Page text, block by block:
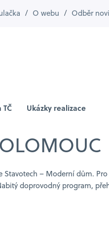
/ O webu / Odběr
Ukázky realizace
– Moderní dům. Pro
doprovodný program,